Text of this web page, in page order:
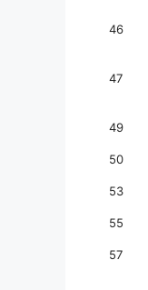
46
47
49
50
53
55
57